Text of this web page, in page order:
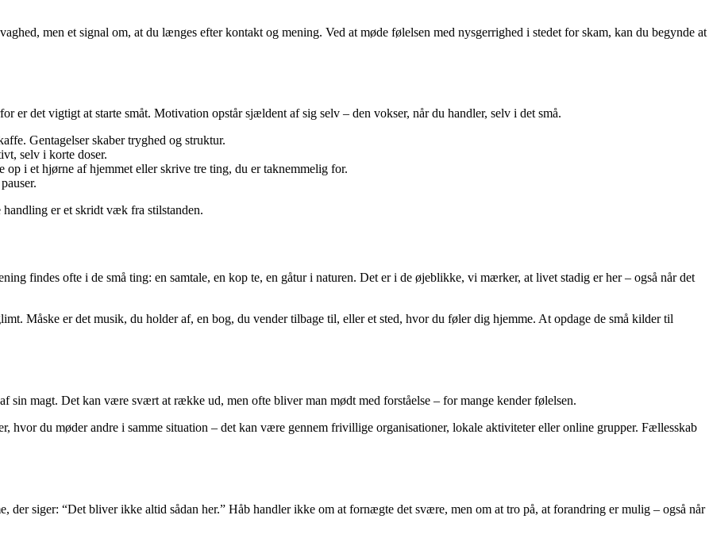
men et signal om, at du længes efter kontakt og mening. Ved at møde følelsen med nysgerrighed i stedet for skam, kan du begynde at
er det vigtigt at starte småt. Motivation opstår sjældent af sig selv – den vokser, når du handler, selv i det små.
Gentagelser skaber tryghed og struktur.
selv i korte doser.
i et hjørne af hjemmet eller skrive tre ting, du er taknemmelig for.
er et skridt væk fra stilstanden.
findes ofte i de små ting: en samtale, en kop te, en gåtur i naturen. Det er i de øjeblikke, vi mærker, at livet stadig er her – også når det
Måske er det musik, du holder af, en bog, du vender tilbage til, eller et sted, hvor du føler dig hjemme. At opdage de små kilder til
sin magt. Det kan være svært at række ud, men ofte bliver man mødt med forståelse – for mange kender følelsen.
hvor du møder andre i samme situation – det kan være gennem frivillige organisationer, lokale aktiviteter eller online grupper. Fællesskab
der siger: “Det bliver ikke altid sådan her.” Håb handler ikke om at fornægte det svære, men om at tro på, at forandring er mulig – også når